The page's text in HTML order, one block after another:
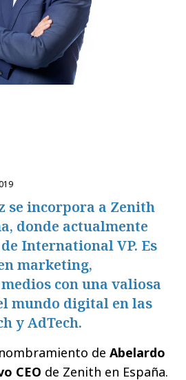
se incorpora a Zenith
donde actualmente
International VP. Es
marketing,
con una valiosa
mundo digital en las
y AdTech.
de Abelardo
CEO de Zenith en España.